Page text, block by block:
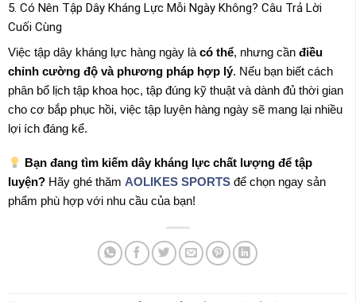
5. Có Nên Tập Dây Kháng Lực Mỗi Ngày Không? Câu Trả Lời
Cuối Cùng
Việc tập dây kháng lực hàng ngày là có thể, nhưng cần điều
chỉnh cường độ và phương pháp hợp lý. Nếu bạn biết cách
phân bổ lịch tập khoa học, tập đúng kỹ thuật và dành đủ thời gian
cho cơ bắp phục hồi, việc tập luyện hàng ngày sẽ mang lại nhiều
lợi ích đáng kể.
Bạn đang tìm kiếm dây kháng lực chất lượng để tập
luyện? Hãy ghé thăm AOLIKES SPORTS để chọn ngay sản
phẩm phù hợp với nhu cầu của bạn!